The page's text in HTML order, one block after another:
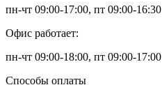
пн-чт 09:00-17:00, пт 09:00-16:30
Офис работает:
пн-чт 09:00-18:00, пт 09:00-17:00
Способы оплаты